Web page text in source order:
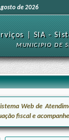
de 2026
| SIA -
MUNICIPIO DE
Web de
fiscal e